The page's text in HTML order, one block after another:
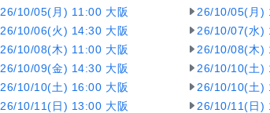
26/10/05(月) 11:00 大阪
26/10/05(月)
26/10/06(火) 14:30 大阪
26/10/07(水)
26/10/08(木) 11:00 大阪
26/10/08(木)
26/10/09(金) 14:30 大阪
26/10/10(土)
26/10/10(土) 16:00 大阪
26/10/10(土)
26/10/11(日) 13:00 大阪
26/10/11(日)